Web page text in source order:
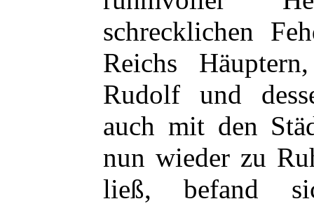
schrecklichen
Reichs
Rudolf und
auch mit den
nun wieder zu
ließ, befand